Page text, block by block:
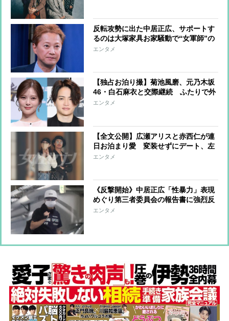
反転攻勢に出た中居正広、サポートす
るのは大塚家具お家騒動で“女軍師”の
異名を取った女性弁護士 密室での出
エンタメ
【独占お泊り撮】菊池風磨、元乃木坂
46・白石麻衣と交際継続 ふたりで外
出はせず、自宅で育む“おこもり愛”
エンタメ
【全文公開】広瀬アリスと赤西仁が連
日お泊まり愛 変装せずにデート、左
手薬指にはお揃いの指輪…出会って1
エンタメ
《反撃開始》中居正広「性暴力」表現
めぐり第三者委員会の報告書に強烈反
論「守秘義務解除も提案した」
エンタメ